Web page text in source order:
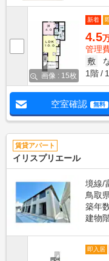
画像 : 15枚
新着
4.5
管理
敷
1階
空室確認 無料
賃貸アパート
イリスプリエール
境線/
鳥取
築年
建物
即入居